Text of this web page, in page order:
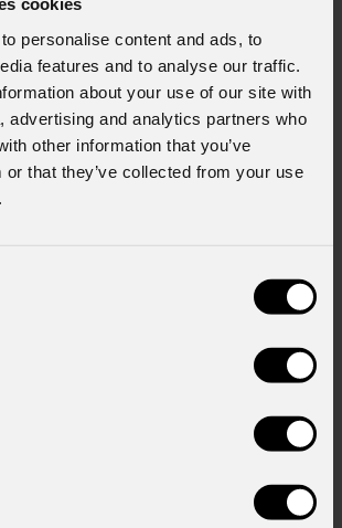
personalise content and ads, to
features and to analyse our traffic.
about your use of our site with
advertising and analytics partners who
other information that you’ve
or that they’ve collected from your use